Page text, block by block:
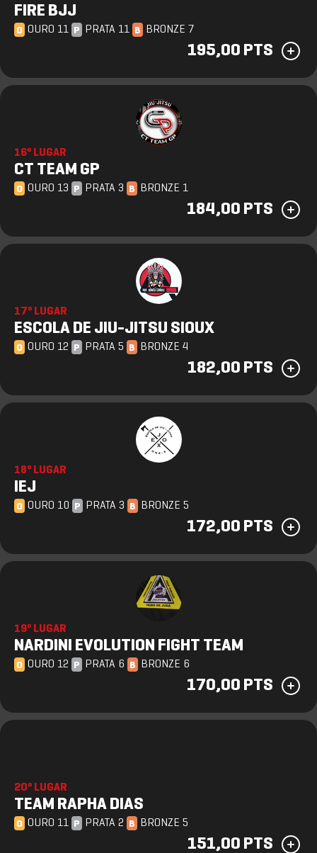
FIRE BJJ
O OURO 11 P PRATA 11 B BRONZE 7
195,00 PTS
16º LUGAR
CT TEAM GP
O OURO 13 P PRATA 3 B BRONZE 1
184,00 PTS
17º LUGAR
ESCOLA DE JIU-JITSU SIOUX
O OURO 12 P PRATA 5 B BRONZE 4
182,00 PTS
18º LUGAR
IEJ
O OURO 10 P PRATA 3 B BRONZE 5
172,00 PTS
19º LUGAR
NARDINI EVOLUTION FIGHT TEAM
O OURO 12 P PRATA 6 B BRONZE 6
170,00 PTS
20º LUGAR
TEAM RAPHA DIAS
O OURO 11 P PRATA 2 B BRONZE 5
151,00 PTS